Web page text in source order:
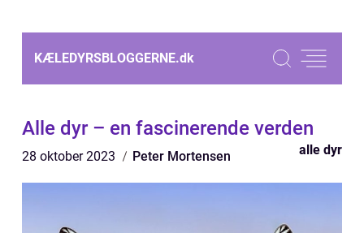
KÆLEDYRSBLOGGERNE.dk
Alle dyr – en fascinerende verden
28 oktober 2023 Peter Mortensen alle dyr